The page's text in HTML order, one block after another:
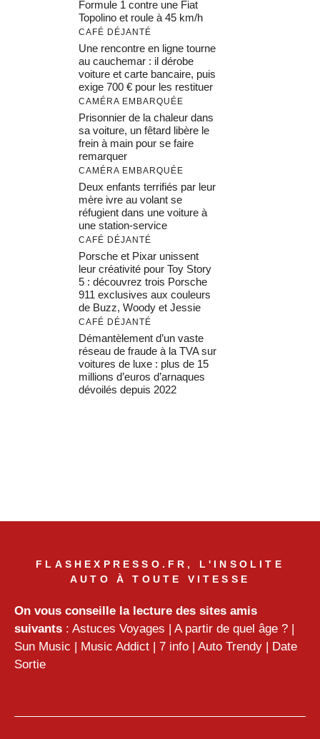
Formule 1 contre une Fiat
Topolino et roule à 45 km/h
CAFÉ DÉJANTÉ
Une rencontre en ligne tourne
au cauchemar : il dérobe
voiture et carte bancaire, puis
exige 700 € pour les restituer
CAMÉRA EMBARQUÉE
Prisonnier de la chaleur dans
sa voiture, un fêtard libère le
frein à main pour se faire
remarquer
CAMÉRA EMBARQUÉE
Deux enfants terrifiés par leur
mère ivre au volant se
réfugient dans une voiture à
une station-service
CAFÉ DÉJANTÉ
Porsche et Pixar unissent
leur créativité pour Toy Story
5 : découvrez trois Porsche
911 exclusives aux couleurs
de Buzz, Woody et Jessie
CAFÉ DÉJANTÉ
Démantèlement d’un vaste
réseau de fraude à la TVA sur
voitures de luxe : plus de 15
millions d’euros d’arnaques
dévoilés depuis 2022
FLASHEXPRESSO.FR, L'INSOLITE
AUTO À TOUTE VITESSE
On vous conseille la lecture des sites amis
suivants : Astuces Voyages | A partir de quel âge ? |
Sun Music | Music Addict | 7 info | Auto Trendy | Date
Sortie